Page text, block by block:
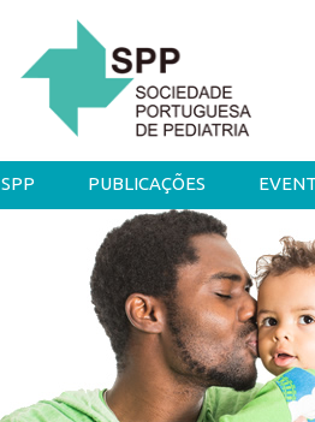
SPP PUBLICAÇÕES